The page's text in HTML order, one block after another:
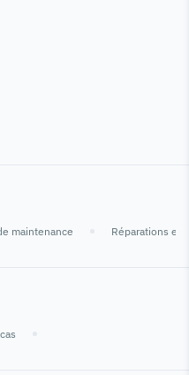
maintenance Réparations et